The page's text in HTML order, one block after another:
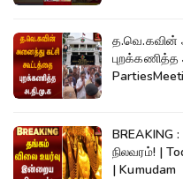
த.வெ.கவின்
புறக்கணித்த
நிலவரம்! |
| Kumudam